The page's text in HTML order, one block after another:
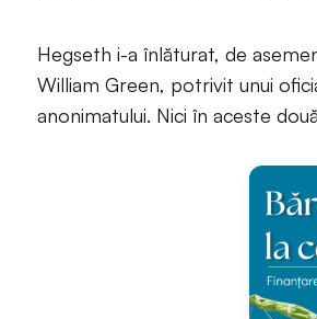
Hegseth i-a înlăturat, de
William Green, potrivit unui
anonimatului. Nici în aceste